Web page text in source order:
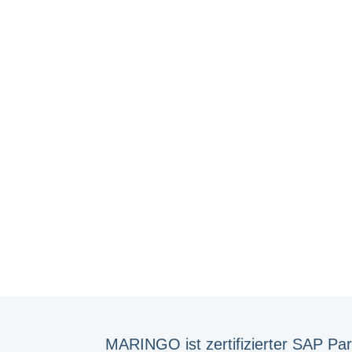
MARINGO ist zertifizierter SAP